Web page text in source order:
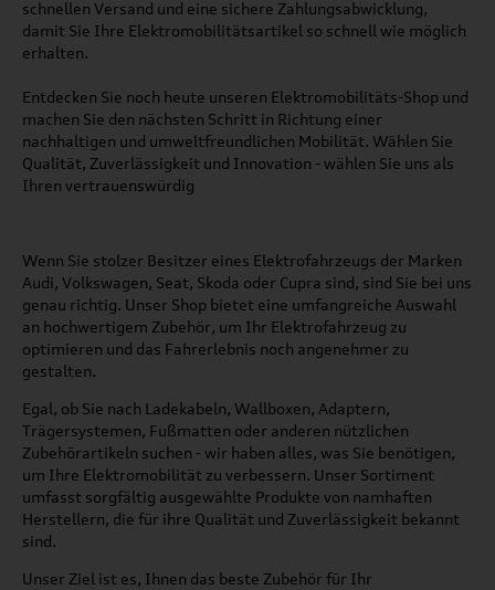
schnellen Versand und eine sichere Zahlungsabwicklung,
damit Sie Ihre Elektromobilitätsartikel so schnell wie möglich
erhalten.
Entdecken Sie noch heute unseren Elektromobilitäts-Shop und
machen Sie den nächsten Schritt in Richtung einer
nachhaltigen und umweltfreundlichen Mobilität. Wählen Sie
Qualität, Zuverlässigkeit und Innovation - wählen Sie uns als
Ihren vertrauenswürdig
Wenn Sie stolzer Besitzer eines Elektrofahrzeugs der Marken
Audi, Volkswagen, Seat, Skoda oder Cupra sind, sind Sie bei uns
genau richtig. Unser Shop bietet eine umfangreiche Auswahl
an hochwertigem Zubehör, um Ihr Elektrofahrzeug zu
optimieren und das Fahrerlebnis noch angenehmer zu
gestalten.
Egal, ob Sie nach Ladekabeln, Wallboxen, Adaptern,
Trägersystemen, Fußmatten oder anderen nützlichen
Zubehörartikeln suchen - wir haben alles, was Sie benötigen,
um Ihre Elektromobilität zu verbessern. Unser Sortiment
umfasst sorgfältig ausgewählte Produkte von namhaften
Herstellern, die für ihre Qualität und Zuverlässigkeit bekannt
sind.
Unser Ziel ist es, Ihnen das beste Zubehör für Ihr